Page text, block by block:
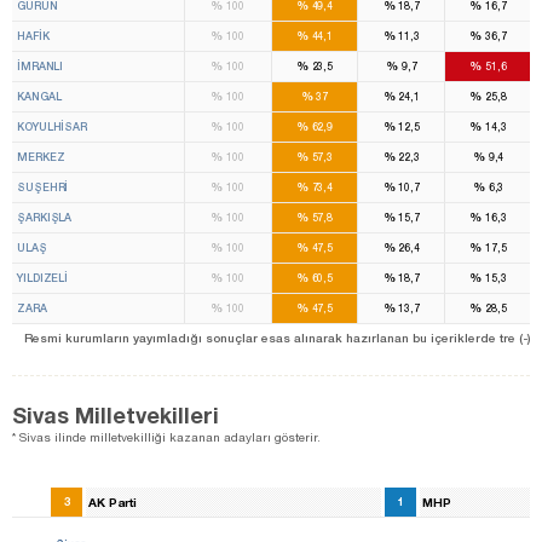
GÜRÜN % 100 %49,4 %18,7 % 16,7
HAFİK % 100 %44,1 %11,3 % 36,7
İMRANLI % 100 %23,5 %9,7 % 51,6
KANGAL % 100 %37 %24,1 % 25,8
KOYULHİSAR % 100 %62,9 %12,5 % 14,3
MERKEZ % 100 %57,3 %22,3 %9,4
SUŞEHRİ % 100 %73,4 %10,7 %6,3
ŞARKIŞLA % 100 %57,8 %15,7 % 16,3
ULAŞ % 100 %47,5 %26,4 % 17,5
YILDIZELİ % 100 %60,5 %18,7 % 15,3
ZARA % 100 %47,5 %13,7 % 28,5
Resmi kurumların yayımladığı sonuçlar esas alınarak hazırlanan bu içeriklerde tre
Sivas Milletvekilleri
* Sivas ilinde milletvekilliği kazanan adayları gösterir.
3 AK Parti 1 MHP